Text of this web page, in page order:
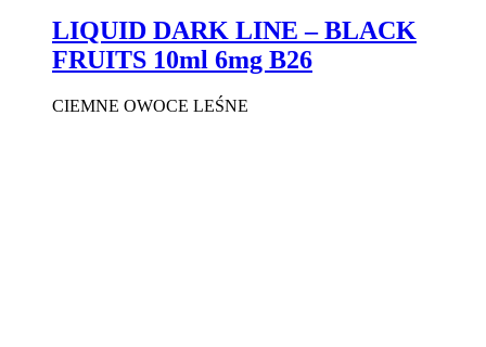
LIQUID DARK LINE – BLACK
FRUITS 10ml 6mg B26
CIEMNE OWOCE LEŚNE